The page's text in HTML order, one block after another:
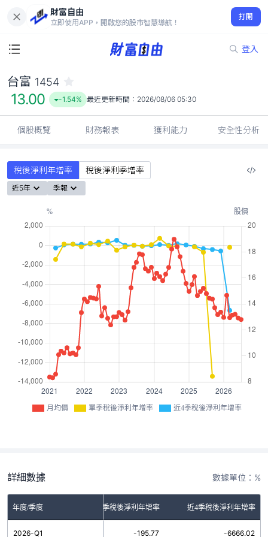
財富自由
立即使用APP，開啟您的股市智慧導航！
打開
登入
13.00
-1.54%
台富 1454
13.00 -1.54% 最近更新時間： 2026/08/06 05:30
個股概覽 財務報表 獲利能力 安全性分析
稅後淨利年增率 稅後淨利季增率
近5年 季報
月均價 單季稅後淨利年增率 近4季稅後淨利年增率
詳細數據 數據單位：%
年度/季度 單季稅後淨利年增率 近4季稅後淨利年增率
2026-Q1 -195.77 -6666.02